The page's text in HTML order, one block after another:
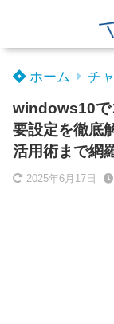
ホーム チ
windows10で
要設定を徹底
活用術まで網
2025年6月17日